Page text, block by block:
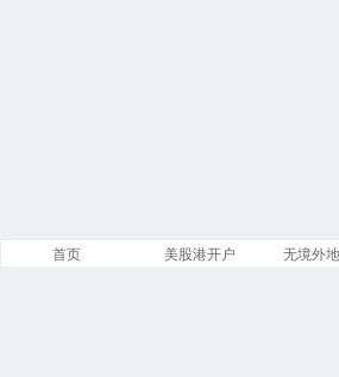
首页 美股港开户 无境外